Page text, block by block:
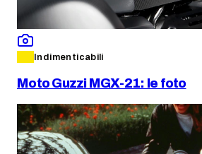
Indimenticabili
Moto Guzzi MGX-21: le foto